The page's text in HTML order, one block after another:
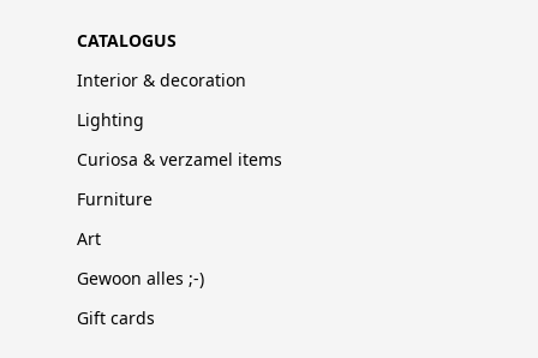
CATALOGUS
Interior & decoration
Lighting
Curiosa & verzamel items
Furniture
Art
Gewoon alles ;-)
Gift cards